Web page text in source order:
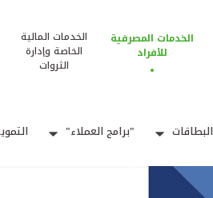
الخدمات المصرفية
للأفراد
الخدمات المالية
الخاصة وإدارة
الثروات
البطاقات "برامج العملاء"